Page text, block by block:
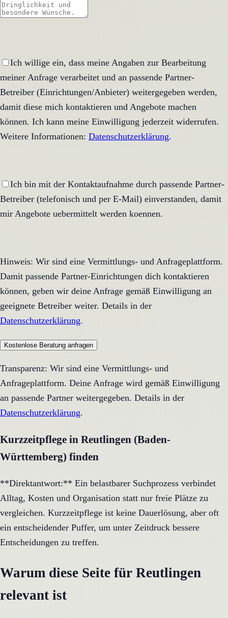
Ich willige ein, dass meine Angaben zur Bearbeitung
meiner Anfrage verarbeitet und an passende Partner-
Betreiber (Einrichtungen/Anbieter) weitergegeben werden,
damit diese mich kontaktieren und Angebote machen
können. Ich kann meine Einwilligung jederzeit widerrufen.
Weitere Informationen: Datenschutzerklärung.
Ich bin mit der Kontaktaufnahme durch passende Partner-
Betreiber (telefonisch und per E-Mail) einverstanden, damit
mir Angebote uebermittelt werden koennen.
Hinweis: Wir sind eine Vermittlungs- und Anfrageplattform.
Damit passende Partner-Einrichtungen dich kontaktieren
können, geben wir deine Anfrage gemäß Einwilligung an
geeignete Betreiber weiter. Details in der
Datenschutzerklärung.
Kostenlose Beratung anfragen
Transparenz: Wir sind eine Vermittlungs- und
Anfrageplattform. Deine Anfrage wird gemäß Einwilligung
an passende Partner weitergegeben. Details in der
Datenschutzerklärung.
Kurzzeitpflege in Reutlingen (Baden-
Württemberg) finden
**Direktantwort:** Ein belastbarer Suchprozess verbindet
Alltag, Kosten und Organisation statt nur freie Plätze zu
vergleichen. Kurzzeitpflege ist keine Dauerlösung, aber oft
ein entscheidender Puffer, um unter Zeitdruck bessere
Entscheidungen zu treffen.
Warum diese Seite für Reutlingen
relevant ist